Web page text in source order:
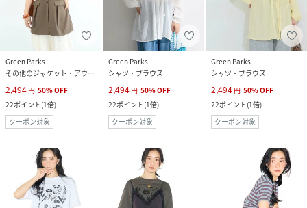
Green Parks
その他のジャケット・アウター
2,494 円 50%OFF
22ポイント(1倍)
クーポン対象
Green Parks
シャツ・ブラウス
2,494 円 50%OFF
22ポイント(1倍)
クーポン対象
Green Parks
シャツ・ブラウス
2,494 円 50%OFF
22ポイント(1倍)
クーポン対象